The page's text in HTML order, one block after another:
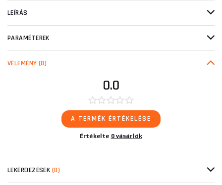
LEÍRÁS
PARAMÉTEREK
VÉLEMÉNY (0)
0.0
A TERMÉK ÉRTÉKELÉSE
Értékelte 0 vásárlók
LEKÉRDEZÉSEK (0)